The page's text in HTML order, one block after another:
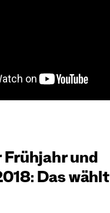
Frühjahr und
Das wählt